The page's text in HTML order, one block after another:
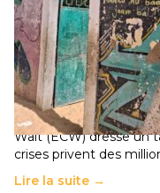
258 millions
chocs climatiques
population
11 juillet 2026- National
Un nouveau rapport
Wait (ECW) dresse un
crises privent des
Lire la suite →